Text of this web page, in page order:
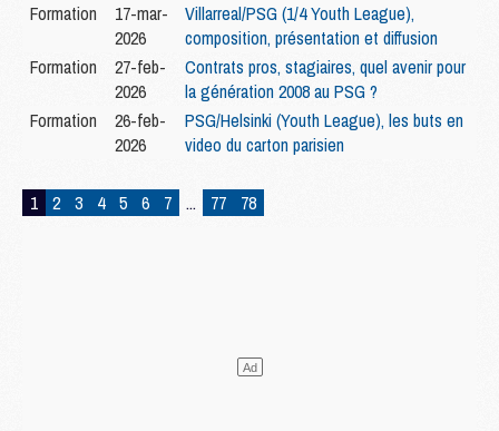
Formation
17-mar-
2026
Villarreal/PSG (1/4 Youth League),
composition, présentation et diffusion
Formation
27-feb-
2026
Contrats pros, stagiaires, quel avenir pour
la génération 2008 au PSG ?
Formation
26-feb-
2026
PSG/Helsinki (Youth League), les buts en
video du carton parisien
1 2 3 4 5 6 7 ... 77 78